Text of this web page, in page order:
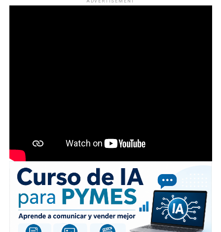
ADVERTISEMENT